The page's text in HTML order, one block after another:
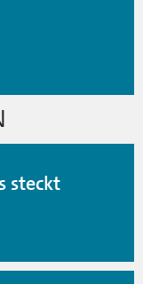
steckt